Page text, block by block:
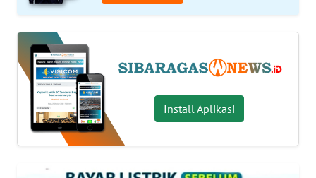
Install Aplikasi
TENTANG
KAMI
PEDOMAN
MEDIA